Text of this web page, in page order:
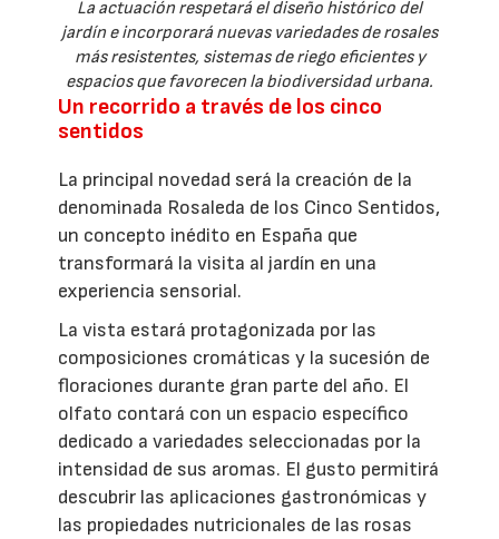
La actuación respetará el diseño histórico del
jardín e incorporará nuevas variedades de rosales
más resistentes, sistemas de riego eficientes y
espacios que favorecen la biodiversidad urbana.
Un recorrido a través de los cinco
sentidos
La principal novedad será la creación de la
denominada Rosaleda de los Cinco Sentidos,
un concepto inédito en España que
transformará la visita al jardín en una
experiencia sensorial.
La vista estará protagonizada por las
composiciones cromáticas y la sucesión de
floraciones durante gran parte del año. El
olfato contará con un espacio específico
dedicado a variedades seleccionadas por la
intensidad de sus aromas. El gusto permitirá
descubrir las aplicaciones gastronómicas y
las propiedades nutricionales de las rosas